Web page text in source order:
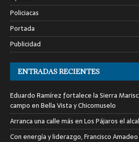
Policiacas
Portada
Publicidad
ENTRADAS RECIENTES
Eduardo Ramírez fortalece la Sierra
campo en Bella Vista y Chicomuselo
Arranca una calle más en Los Pájaros el
Con energía y liderazgo, Francisco